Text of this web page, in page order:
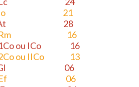
21
28
Rm 16
ou ICo 16
ou IICo 13
Gl 06
Ef 06